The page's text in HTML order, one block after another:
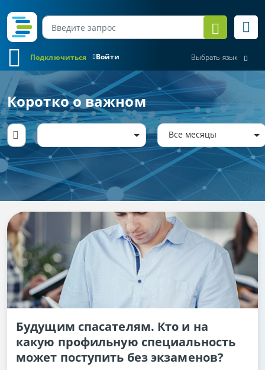
Войти
Подключиться Выбрать язык
Коротко о важном
Все месяцы
Будущим спасателям. Кто и на
какую профильную специальность
может поступить без экзаменов?